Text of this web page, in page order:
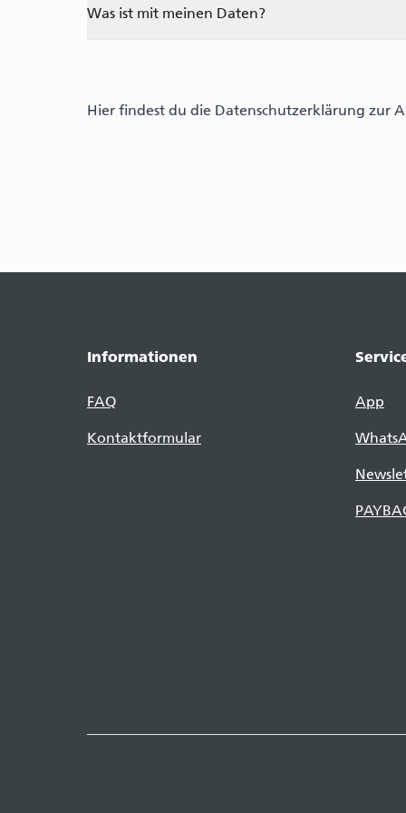
Was ist mit meinen Daten?
Hier findest du die Datenschutzerklärung zur
Informationen
FAQ
Kontaktformular
App